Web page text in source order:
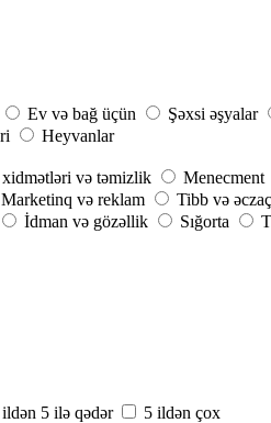
Ev və bağ üçün Şəxsi əşyalar
Heyvanlar
və təmizlik Menecment
Marketinq və reklam Tibb və
İdman və gözəllik Sığorta
5 ilə qədər
5 ildən çox